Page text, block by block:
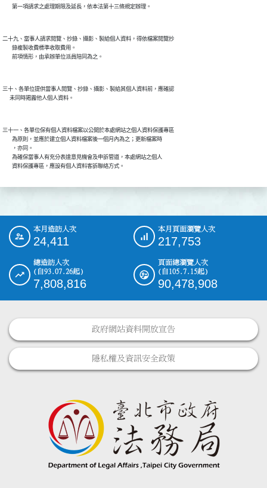
二十九、當事人請求閱覽、抄錄、攝影、製給個人資料，得依檔案閱覽抄
        錄複製收費標準收取費用。
三十、各單位提供當事人閱覽、抄錄、攝影、製給其個人資料前，應確認
三十一、各單位保有個人資料檔案以公開於本處網站之個人資料保護專區
        為原則，並應於建立個人資料檔案後一個月內為之；更新檔案時
        ，亦同。
        為確保當事人有充分表達意見機會及申訴管道，本處網站之個人
::: 本月造訪人次
24,411
本月頁面瀏覽人次
217,753
總造訪人次
(自93.07.26起)
7,808,816
頁面總瀏覽人次
(自105.7.15起)
90,478,908
政府網站資料開放宣告
隱私權及資訊安全政策